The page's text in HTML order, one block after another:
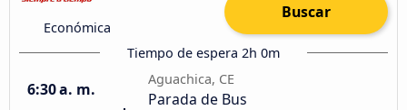
Económica
Buscar
Tiempo de espera 2h 0m
6:30 a. m.
Aguachica, CE
Parada de Bus